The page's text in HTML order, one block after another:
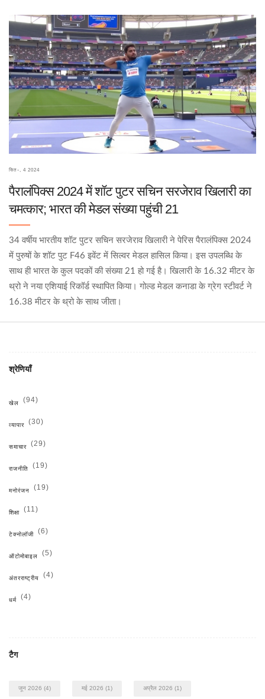
सित॰, 4 2024
पैरालंपिक्स 2024 में शॉट पुटर सचिन सरजेराव खिलारी का
चमत्कार; भारत की मेडल संख्या पहुंची 21
34 वर्षीय भारतीय शॉट पुटर सचिन सरजेराव खिलारी ने पेरिस पैरालंपिक्स 2024
में पुरुषों के शॉट पुट F46 इवेंट में सिल्वर मेडल हासिल किया। इस उपलब्धि के
साथ ही भारत के कुल पदकों की संख्या 21 हो गई है। खिलारी के 16.32 मीटर के
थ्रो ने नया एशियाई रिकॉर्ड स्थापित किया। गोल्ड मेडल कनाडा के ग्रेग स्टीवर्ट ने
16.38 मीटर के थ्रो के साथ जीता।
श्रेणियाँ
खेल (94)
व्यापार (30)
समाचार (29)
राजनीति (19)
मनोरंजन (19)
शिक्षा (11)
टेक्नोलॉजी (6)
ऑटोमोबाइल (5)
अंतरराष्ट्रीय (4)
धर्म (4)
टैग
जून 2026 (4) मई 2026 (1) अप्रैल 2026 (1)